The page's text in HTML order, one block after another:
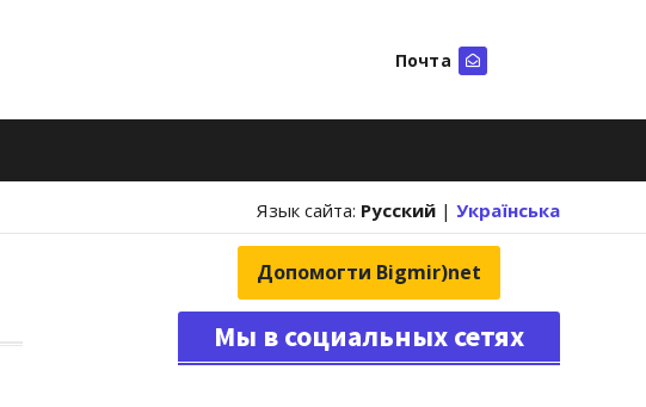
Почта
Язык сайта: Русский | Українська
Допомогти Bigmir)net
Мы в социальных сетях